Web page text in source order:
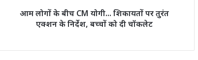
को
आम लोगों के बीच CM योगी... शिकायतों पर तुरंत
एक्शन के निर्देश, बच्चों को दी चॉकलेट